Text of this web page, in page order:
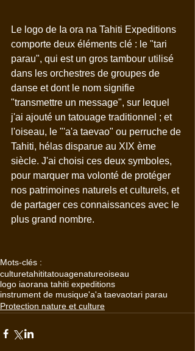
Le logo de Ia ora na Tahiti Expeditions
comporte deux éléments clé : le "tari
parau", qui est un gros tambour utilisé
dans les orchestres de groupes de
danse et dont le nom signifie
"transmettre un message", sur lequel
j'ai ajouté un tatouage traditionnel ; et
l'oiseau, le "'a'a taevao" ou perruche de
Tahiti, hélas disparue au XIX ème
siècle. J'ai choisi ces deux symboles,
pour marquer ma volonté de protéger
nos patrimoines naturels et culturels, et
de partager ces connaissances avec le
plus grand nombre.
Mots-clés :
culturetahititatouagenatureoiseau
logo iaorana tahiti expeditions
instrument de musique'a'a taevaotari parau
Protection nature et culture